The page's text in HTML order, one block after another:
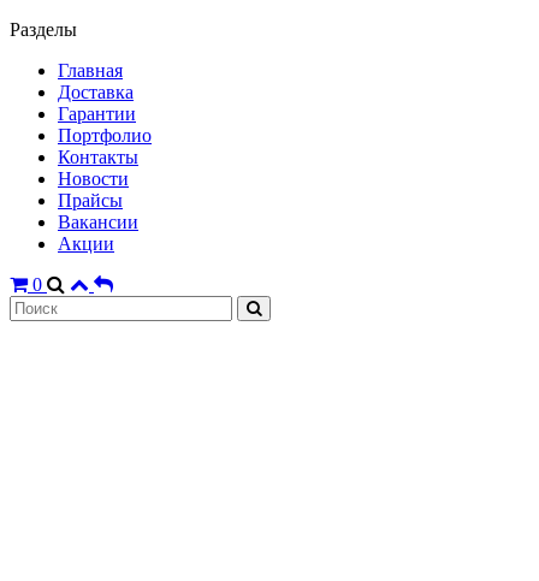
Разделы
Главная
Доставка
Гарантии
Портфолио
Контакты
Новости
Прайсы
Вакансии
Акции
0